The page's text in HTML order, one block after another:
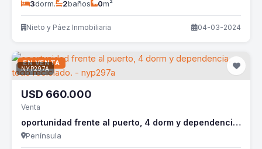
3dorm. 2baños 0m²
Nieto y Páez Inmobiliaria 04-03-2024
EN VENTA
NYP297A
USD 660.000
Venta
oportunidad frente al puerto, 4 dorm y dependencia, todo reciclado. - nyp297a
Península